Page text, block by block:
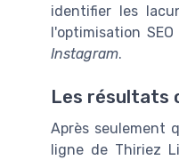
identifier les
l'optimisation
Instagram.
Les résultats
Après seulement
ligne de Thiriez